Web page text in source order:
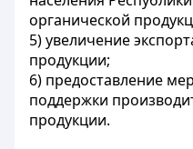
органической
5) увеличение
продукции;
6) предоставление
поддержки
продукции.